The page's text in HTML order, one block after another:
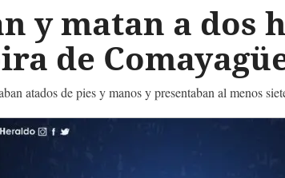
y matan a dos
de
atados de pies y manos y presentaban al menos